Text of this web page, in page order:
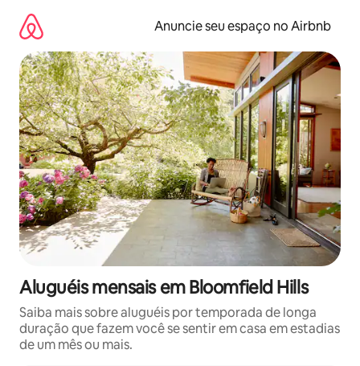
para
conteúdo
Anuncie seu espaço no Airbnb
Aluguéis mensais em Bloomfield Hills
Saiba mais sobre aluguéis por temporada de longa
duração que fazem você se sentir em casa em estadias
de um mês ou mais.